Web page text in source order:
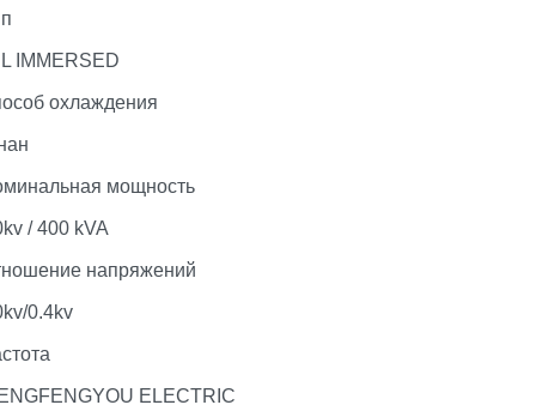
IMMERSED
охлаждения
мощность
/ 400 kVA
напряжений
0.4kv
ELECTRIC